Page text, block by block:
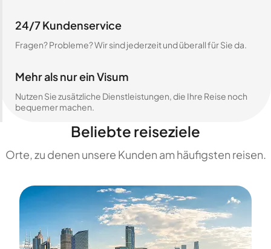
24/7 Kundenservice
Fragen? Probleme? Wir sind jederzeit und überall für Sie da.
Mehr als nur ein Visum
Nutzen Sie zusätzliche Dienstleistungen, die Ihre Reise noch
bequemer machen.
Beliebte reiseziele
Orte, zu denen unsere Kunden am häufigsten reisen.